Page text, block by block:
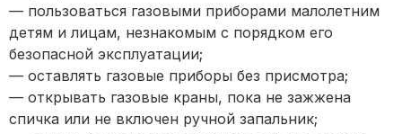
— пользоваться газовыми приборами малолетним
детям и лицам, незнакомым с порядком его
безопасной эксплуатации;
— оставлять газовые приборы без присмотра;
— открывать газовые краны, пока не зажжена
спичка или не включен ручной запальник;